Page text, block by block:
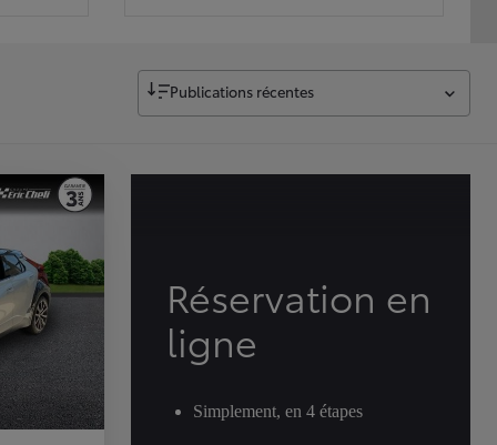
Publications récentes
Réservation en
ligne
Simplement, en 4 étapes